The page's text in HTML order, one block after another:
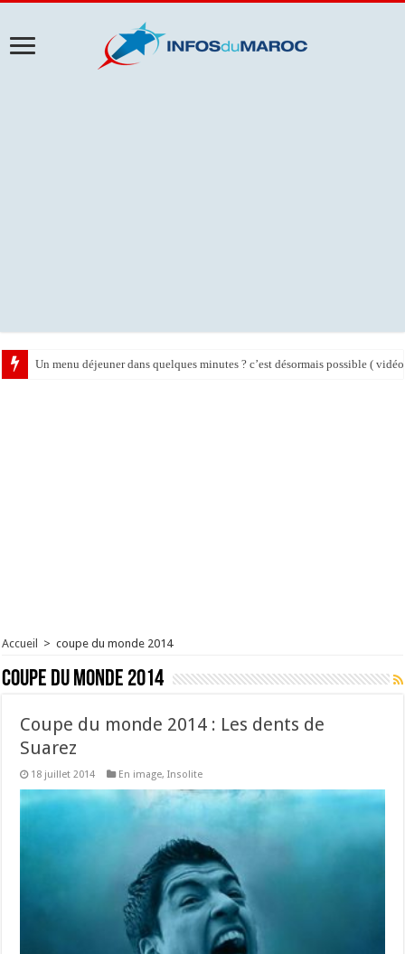
Un menu déjeuner dans quelques minutes ? c’est désormais possible (
Accueil > coupe du monde 2014
coupe du monde 2014
Coupe du monde 2014 : Les dents de
Suarez
18 juillet 2014 En image,Insolite